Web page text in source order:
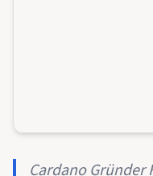
Cardano